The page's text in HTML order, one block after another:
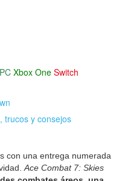
PC Xbox One Switch
trucos y consejos
con una entrega numerada
Ace Combat 7: Skies